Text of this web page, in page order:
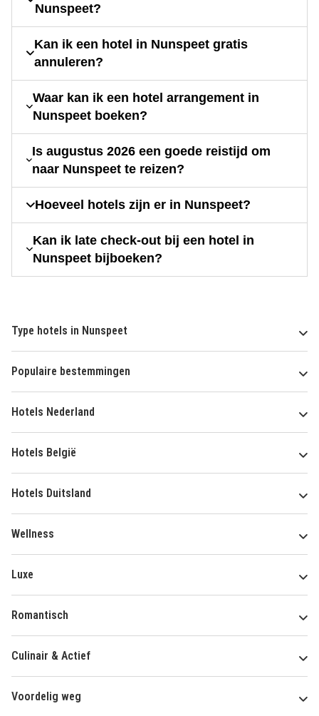
Nunspeet?
Kan ik een hotel in Nunspeet gratis
annuleren?
Waar kan ik een hotel arrangement in
Nunspeet boeken?
Is augustus 2026 een goede reistijd om
naar Nunspeet te reizen?
Hoeveel hotels zijn er in Nunspeet?
Kan ik late check-out bij een hotel in
Nunspeet bijboeken?
Type hotels in Nunspeet
Populaire bestemmingen
Hotels Nederland
Hotels België
Hotels Duitsland
Wellness
Luxe
Romantisch
Culinair & Actief
Voordelig weg